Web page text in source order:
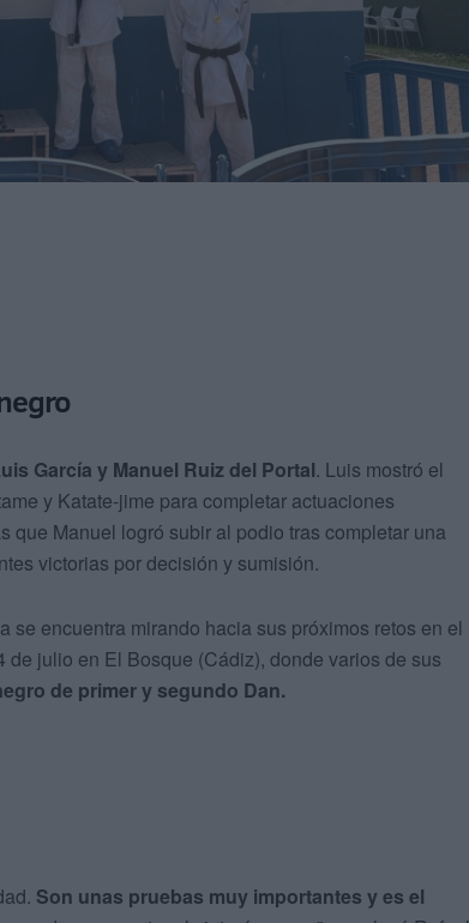
García y Manuel Ruiz del Portal. Luis mostró el
y Katate-jime para completar actuaciones
que Manuel logró subir al podio tras completar una
victorias por decisión y sumisión.
encuentra mirando hacia sus próximos retos en el
julio en El Bosque (Cádiz), donde varios de sus
de primer y segundo Dan.
Son unas pruebas muy importantes y es el